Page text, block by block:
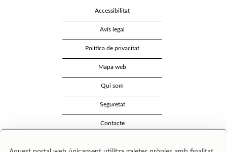
Accessibilitat
Avís legal
Política de privacitat
Mapa web
Qui som
Seguretat
Contacte